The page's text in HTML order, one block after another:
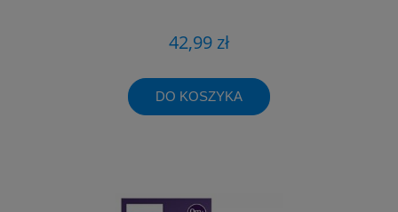
42,99 zł
DO KOSZYKA